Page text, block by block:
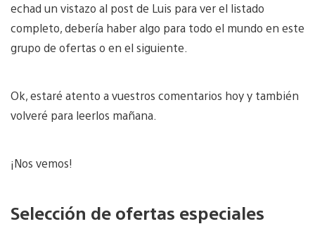
echad un vistazo al post de Luis para ver el listado
completo, debería haber algo para todo el mundo en este
grupo de ofertas o en el siguiente.
Ok, estaré atento a vuestros comentarios hoy y también
volveré para leerlos mañana.
¡Nos vemos!
Selección de ofertas especiales